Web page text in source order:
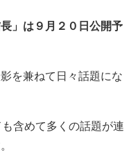
」は９月２０日公開予
を兼ねて日々話題にな
含めて多くの話題が連